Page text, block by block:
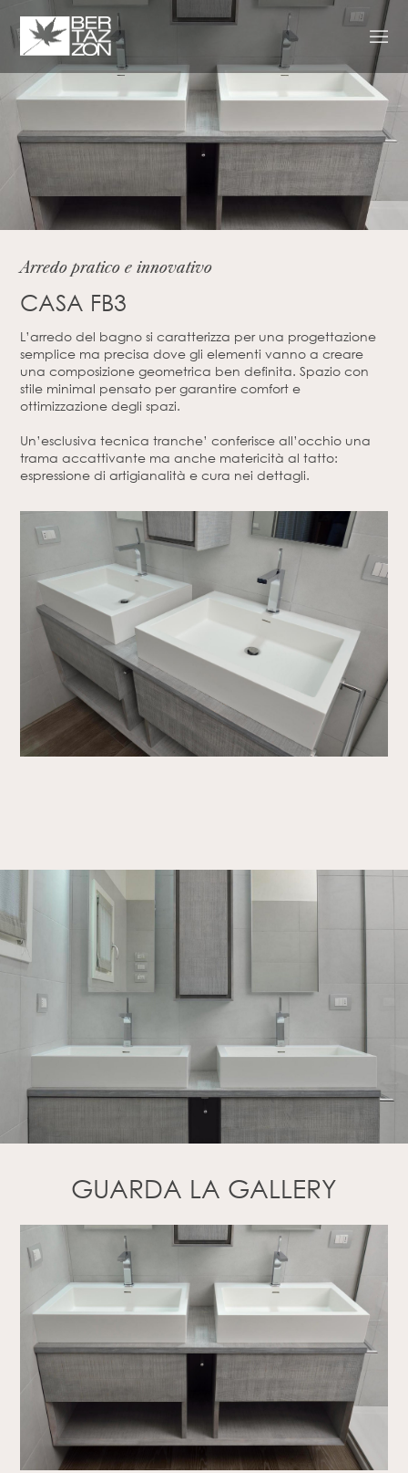
Arredo pratico e innovativo
CASA FB3
L’arredo del bagno si caratterizza per una progettazione
semplice ma precisa dove gli elementi vanno a creare
una composizione geometrica ben definita. Spazio con
stile minimal pensato per garantire comfort e
ottimizzazione degli spazi.
Un’esclusiva tecnica tranche’ conferisce all’occhio una
trama accattivante ma anche matericità al tatto:
espressione di artigianalità e cura nei dettagli.
GUARDA LA GALLERY